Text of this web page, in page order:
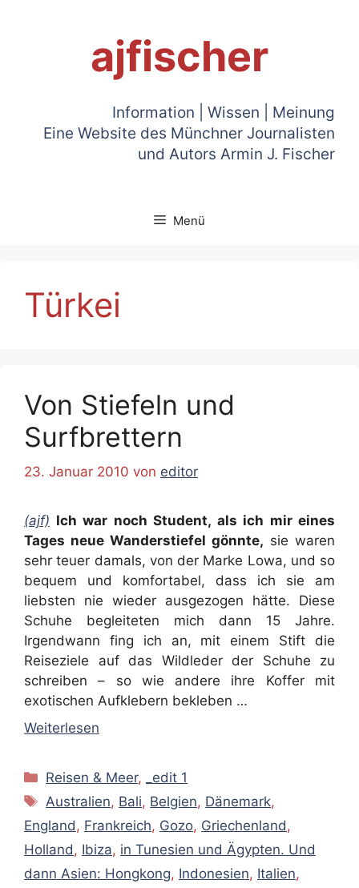
ajfischer
Information | Wissen | Meinung
Eine Website des Münchner Journalisten
und Autors Armin J. Fischer
Menü
Türkei
Von Stiefeln und
Surfbrettern
23. Januar 2010 von editor
(ajf) Ich war noch Student, als ich mir eines
Tages neue Wanderstiefel gönnte, sie waren
sehr teuer damals, von der Marke Lowa, und so
bequem und komfortabel, dass ich sie am
liebsten nie wieder ausgezogen hätte. Diese
Schuhe begleiteten mich dann 15 Jahre.
Irgendwann fing ich an, mit einem Stift die
Reiseziele auf das Wildleder der Schuhe zu
schreiben – so wie andere ihre Koffer mit
exotischen Aufklebern bekleben …
Weiterlesen
Kategorien
Reisen & Meer,
_edit 1
Schlagwörter
Australien, Bali, Belgien, Dänemark,
England , Frankreich, Gozo, Griechenland ,
Holland , Ibiza, in Tunesien und Ägypten. Und
dann Asien: Hongkong, Indonesien, Italien,